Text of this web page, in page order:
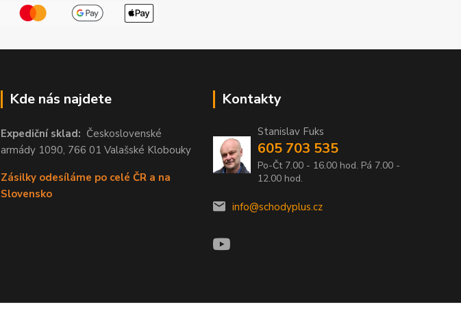
Kde nás najdete
Expediční sklad: Československé
armády 1090, 766 01 Valašské Klobouky
Zásilky odesíláme po celé ČR a na
Slovensko
Kontakty
Stanislav Fuks
605 703 535
Po-Čt 7.00 - 16.00 hod. Pá 7.00 -
12.00 hod.
info@schodyplus.cz